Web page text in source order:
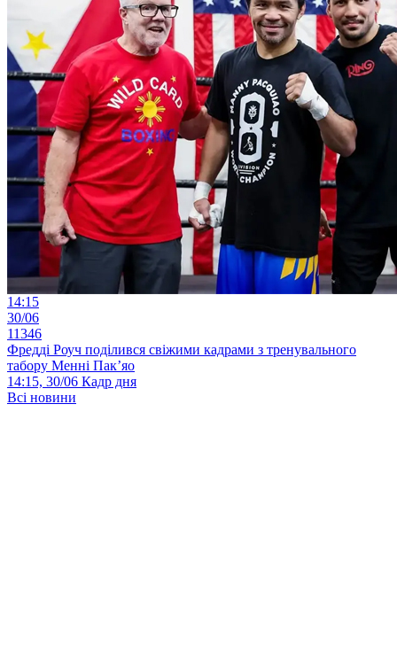
14:15
30/06
11346
Фредді Роуч поділився свіжими кадрами з тренувального
табору Менні Пак’яо
14:15, 30/06 Кадр дня
Всі новини